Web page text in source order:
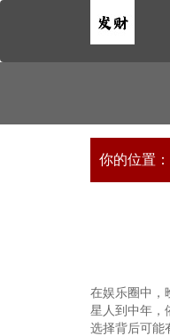
你的位置：
在娱乐圈中，
星人到中年，
选择背后可能